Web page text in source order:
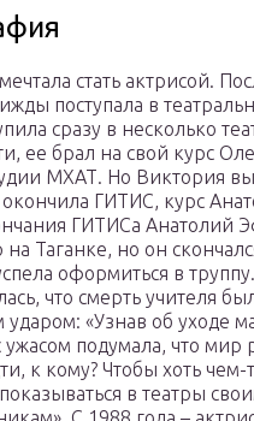
стать актрисой.
поступала в
сразу в несколько
ее брал на свой курс
МХАТ. Но Виктория
окончила ГИТИС, курс
ГИТИСа Анатолий
на Таганке, но он
оформиться в
что смерть учителя
«Узнав об уходе
подумала, что мир
к кому? Чтобы хоть чем-
в театры